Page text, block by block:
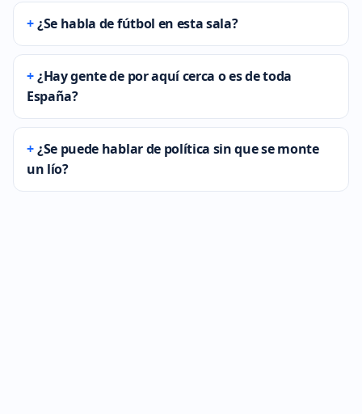
¿Se habla de fútbol en esta sala?
¿Hay gente de por aquí cerca o es de toda
España?
¿Se puede hablar de política sin que se monte
un lío?